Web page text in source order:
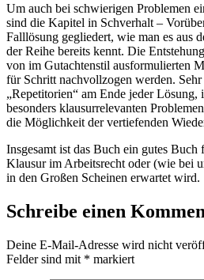
Um auch bei schwierigen Problemen
sind die Kapitel in Schverhalt –
Falllösung gegliedert, wie man es aus
der Reihe bereits kennt. Die
von im Gutachtenstil ausformulierten
für Schritt nachvollzogen werden.
„Repetitorien“ am Ende jeder Lösung,
besonders klausurrelevanten
die Möglichkeit der vertiefenden
Insgesamt ist das Buch ein gutes
Klausur im Arbeitsrecht oder (wie bei
in den Großen Scheinen erwartet wird.
Schreibe einen
Deine E-Mail-Adresse wird nicht
Felder sind mit * markiert